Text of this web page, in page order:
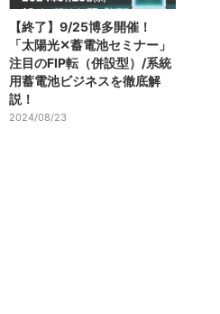
【終了】9/25博多開催！
「太陽光✕蓄電池セミナー」
注目のFIP転（併設型）/系統
用蓄電池ビジネスを徹底解
説！
2024/08/23